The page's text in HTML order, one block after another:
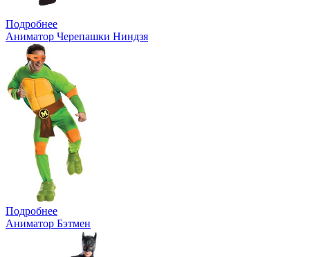
Подробнее
Аниматор Черепашки Ниндзя
Подробнее
Аниматор Бэтмен